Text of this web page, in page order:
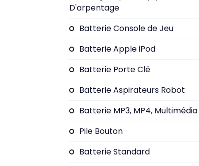
D'arpentage
Batterie Console de Jeu
Batterie Apple iPod
Batterie Porte Clé
Batterie Aspirateurs Robot
Batterie MP3, MP4, Multimédia
Pile Bouton
Batterie Standard